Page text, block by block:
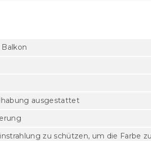
ausgestattet
zu schützen, um die Farbe